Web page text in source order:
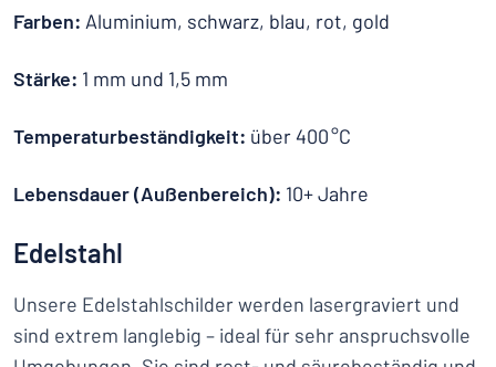
Farben: Aluminium, schwarz, blau, rot, gold
Stärke: 1 mm und 1,5 mm
Temperaturbeständigkeit: über 400 °C
Lebensdauer (Außenbereich): 10+ Jahre
Edelstahl
Unsere Edelstahlschilder werden lasergraviert und
sind extrem langlebig – ideal für sehr anspruchsvolle